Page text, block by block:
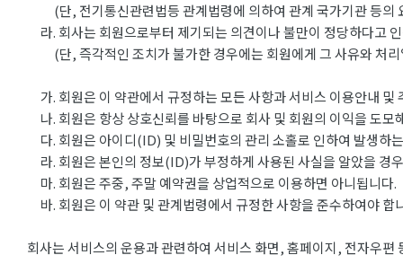
(단, 전기통신관련법등 관계법령에 의하여 관계 국가기관 등의
라. 회사는 회원으로부터 제기되는 의견이나 불만이 정당하다고
(단, 즉각적인 조치가 불가한 경우에는 회원에게 그 사유와 처리
가. 회원은 이 약관에서 규정하는 모든 사항과 서비스 이용안내 및
나. 회원은 항상 상호신뢰를 바탕으로 회사 및 회원의 이익을 도
다. 회원은 아이디(ID) 및 비밀번호의 관리 소홀로 인하여 발생하
라. 회원은 본인의 정보(ID)가 부정하게 사용된 사실을 알았을 경
마. 회원은 주중, 주말 예약권을 상업적으로 이용하면 아니됩니다.
바. 회원은 이 약관 및 관계법령에서 규정한 사항을 준수하여야 합
회사는 서비스의 운용과 관련하여 서비스 화면, 홈페이지, 전자우